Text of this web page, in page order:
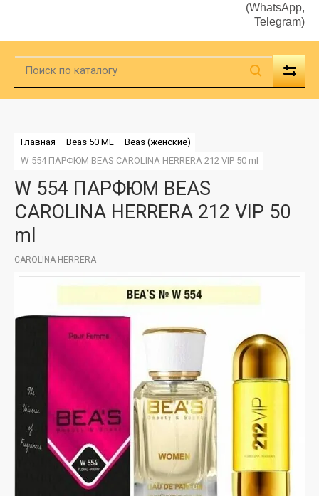
(WhatsApp,
Telegram)
Главная Beas 50 ML
Beas (женские)
W 554 ПАРФЮМ BEAS CAROLINA HERRERA 212 VIP 50 ml
W 554 ПАРФЮМ BEAS
CAROLINA HERRERA 212 VIP 50
ml
CAROLINA HERRERA